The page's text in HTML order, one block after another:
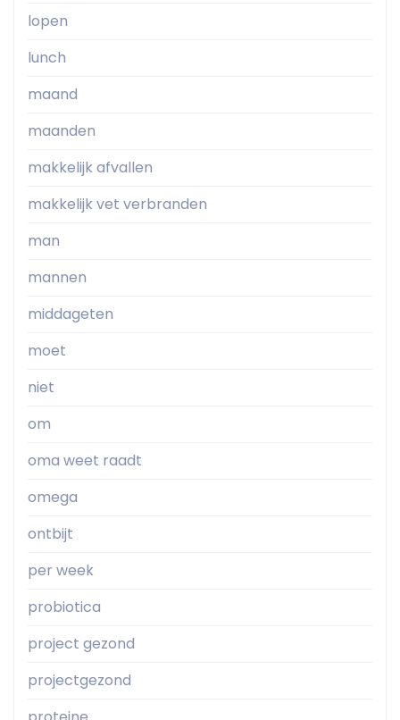
lopen
lunch
maand
maanden
makkelijk afvallen
makkelijk vet verbranden
man
mannen
middageten
moet
niet
om
oma weet raadt
omega
ontbijt
per week
probiotica
project gezond
projectgezond